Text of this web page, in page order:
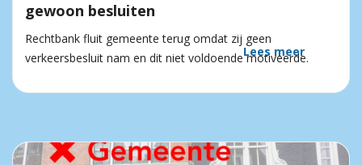
gewoon besluiten
Rechtbank fluit gemeente terug omdat zij geen
verkeersbesluit nam en dit niet voldoende motiveerde.
Lees meer